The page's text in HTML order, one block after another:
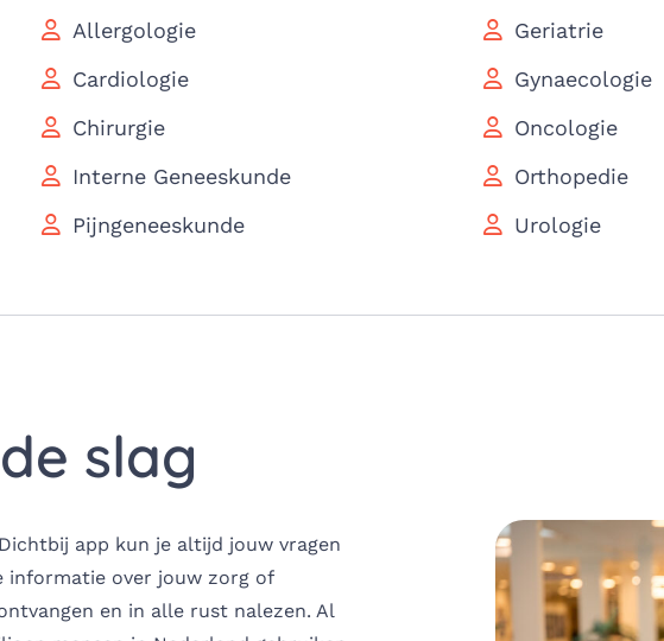
Allergologie
Cardiologie
Chirurgie
Interne Geneeskunde
Pijngeneeskunde
Geriatrie
Gynaecologie
Oncologie
Orthopedie
Urologie
slag
app kun je altijd jouw vragen
informatie over jouw zorg of
en in alle rust nalezen. Al